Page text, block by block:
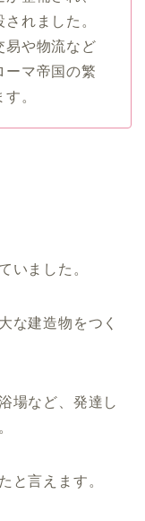
れました。
易や物流など
ーマ帝国の繁
。
いました。
な建造物をつく
場など、発達し
と言えます。